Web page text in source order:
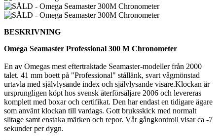
BESKRIVNING
Omega Seamaster Professional 300 M Chronometer
En av Omegas mest eftertraktade Seamaster-modeller från 2000
talet. 41 mm boett på "Professional" stållänk, svart vågmönstad
urtavla med självlysande index och självlysande visare.Klockan är
ursprungligen köpt hos svensk återförsäljare 2006 och levereras
komplett med boxar och certifikat. Den har endast en tidigare ägare
som använt klockan till vardags. Gott bruksskick med normalt
slitage samt enstaka märken och repor. Vår gångkontroll visar ca -7
sekunder per dygn.